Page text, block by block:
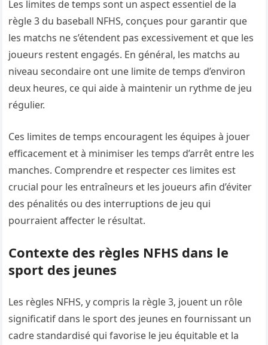
Les limites de temps sont un aspect essentiel de la
règle 3 du baseball NFHS, conçues pour garantir que
les matchs ne s’étendent pas excessivement et que les
joueurs restent engagés. En général, les matchs au
niveau secondaire ont une limite de temps d’environ
deux heures, ce qui aide à maintenir un rythme de jeu
régulier.
Ces limites de temps encouragent les équipes à jouer
efficacement et à minimiser les temps d’arrêt entre les
manches. Comprendre et respecter ces limites est
crucial pour les entraîneurs et les joueurs afin d’éviter
des pénalités ou des interruptions de jeu qui
pourraient affecter le résultat.
Contexte des règles NFHS dans le
sport des jeunes
Les règles NFHS, y compris la règle 3, jouent un rôle
significatif dans le sport des jeunes en fournissant un
cadre standardisé qui favorise le jeu équitable et la